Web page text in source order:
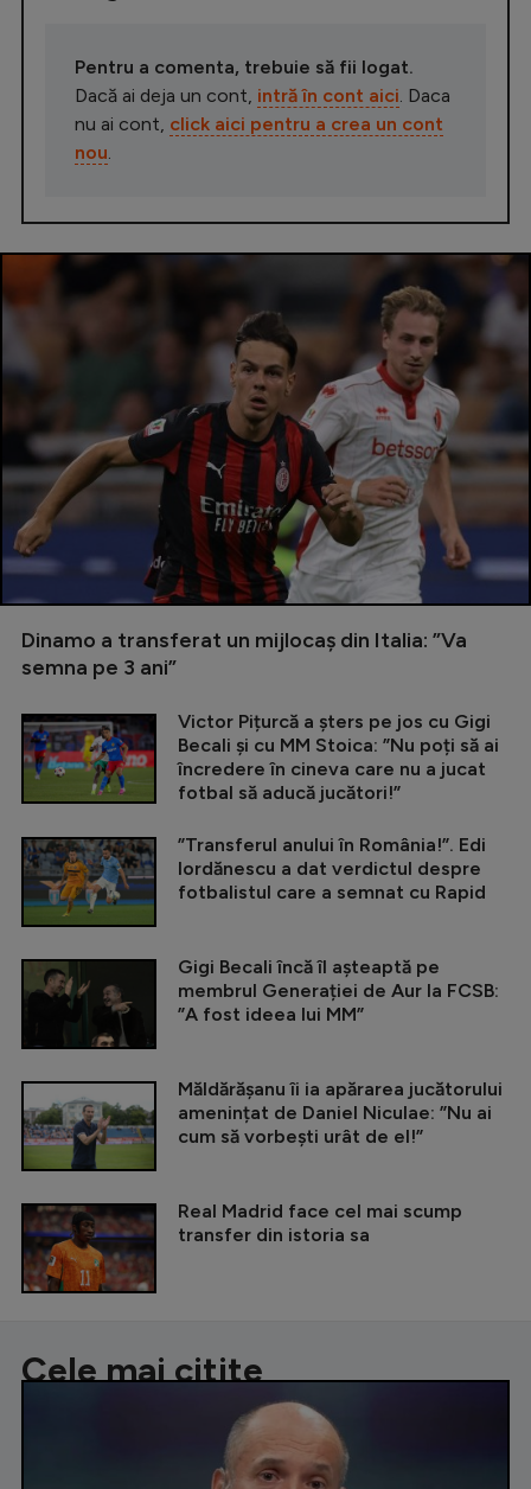
Pentru a comenta, trebuie să fii logat.
Dacă ai deja un cont, intră în cont aici . Daca
nu ai cont, click aici pentru a crea un cont
nou
Dinamo a transferat un mijlocaș din Italia: ”Va
semna pe 3 ani”
Victor Pițurcă a șters pe jos cu Gigi
Becali și cu MM Stoica: ”Nu poți să ai
încredere în cineva care nu a jucat
fotbal să aducă jucători!”
”Transferul anului în România!”. Edi
Iordănescu a dat verdictul despre
fotbalistul care a semnat cu Rapid
Gigi Becali încă îl așteaptă pe
membrul Generației de Aur la FCSB:
”A fost ideea lui MM”
Măldărășanu îi ia apărarea jucătorului
amenințat de Daniel Niculae: ”Nu ai
cum să vorbești urât de el!”
Real Madrid face cel mai scump
transfer din istoria sa
Cele mai citite